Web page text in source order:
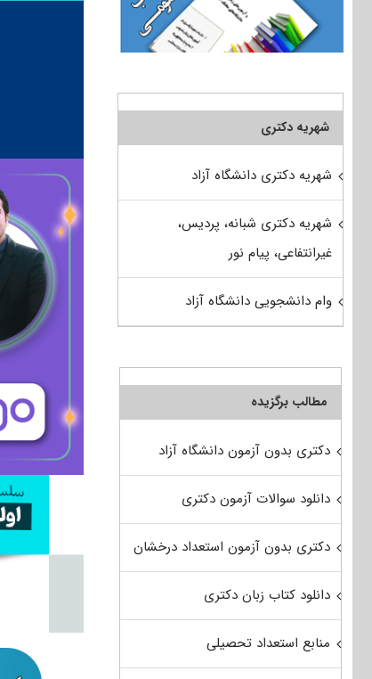
شهریه دکتری
شهریه دکتری دانشگاه آزاد
شهریه دکتری شبانه، پردیس،
غیرانتفاعی، پیام نور
وام دانشجویی دانشگاه آزاد
مطالب برگزیده
دکتری بدون آزمون دانشگاه آزاد
دانلود سوالات آزمون دکتری
دکتری بدون آزمون استعداد درخشان
دانلود کتاب زبان دکتری
منابع استعداد تحصیلی